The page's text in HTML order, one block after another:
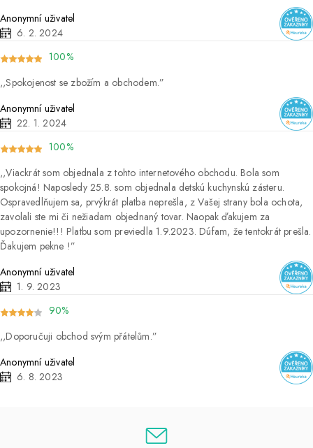
Anonymní uživatel
6. 2. 2024
100%
Spokojenost se zbožím a obchodem.
Anonymní uživatel
22. 1. 2024
100%
Viackrát som objednala z tohto internetového obchodu. Bola som
spokojná! Naposledy 25.8. som objednala detskú kuchynskú zásteru.
Ospravedlňujem sa, prvýkrát platba neprešla, z Vašej strany bola ochota,
zavolali ste mi či nežiadam objednaný tovar. Naopak ďakujem za
upozornenie!!! Platbu som previedla 1.9.2023. Dúfam, že tentokrát prešla.
Ďakujem pekne !
Anonymní uživatel
1. 9. 2023
90%
Doporučuji obchod svým přátelům.
Anonymní uživatel
6. 8. 2023